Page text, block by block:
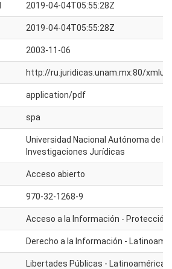
2019-04-04T05:55:28Z
2019-04-04T05:55:28Z
2003-11-06
http://ru.juridicas.unam.mx:80/
application/pdf
spa
Universidad Nacional Autónoma de
Investigaciones Jurídicas
Acceso abierto
970-32-1268-9
Acceso a la Información - Protección
Derecho a la Información -
Libertades Públicas - Latinoamérica